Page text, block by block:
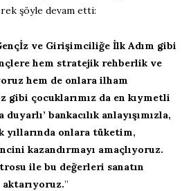
şöyle devam etti:
ve Girişimciliğe İlk Adım gibi
hem stratejik rehberlik ve
hem de onlara ilham
gibi çocuklarımız da en kıymetli
bankacılık anlayışımızla,
yıllarında onlara tüketim,
kazandırmayı amaçlıyoruz.
ile bu değerleri sanatın
”